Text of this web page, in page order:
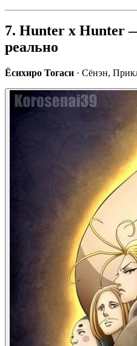
7. Hunter x Hunter
реально
Ёсихиро Тогаси · Сёнэн,